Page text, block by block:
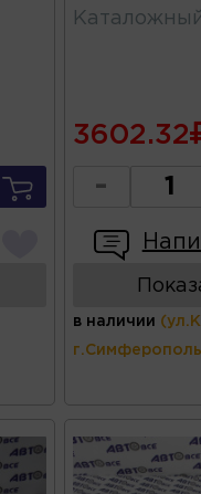
3602.32
-
в наличии